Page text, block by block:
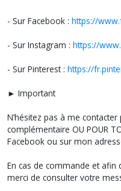
- Sur Facebook : https://
- Sur Instagram : https://
- Sur Pinterest : https://
► Important
N’hésitez pas à me
complémentaire OU POUR
Facebook ou sur mon
En cas de commande et afin
merci de consulter votre